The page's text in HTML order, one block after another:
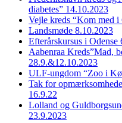
diabetes” 14.10.2023
Vejle kreds “Kom med
Landsmøde 8.10.2023
Efterårskursus i Odense
Aabenraa Kreds”Mad,
28.9.&12.10.2023
ULF-ungdom “Zoo i
Tak for
16.9.22
Lolland og
23.9.2023